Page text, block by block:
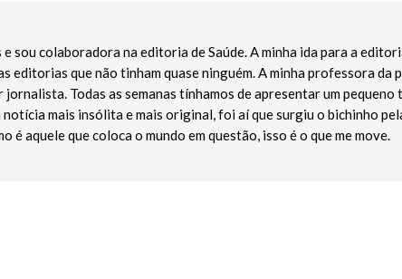
sou colaboradora na editoria de Saúde. A minha ida para a
editorias que não tinham quase ninguém. A minha professora da
jornalista. Todas as semanas tínhamos de apresentar um
mais insólita e mais original, foi aí que surgiu o bichinho
é aquele que coloca o mundo em questão, isso é o que me move.